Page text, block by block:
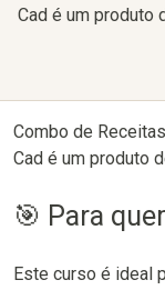
Cad é um produto
Combo de
Cad é um produto
🎯 Para
Este curso é ideal